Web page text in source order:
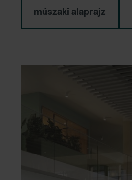
műszaki alaprajz